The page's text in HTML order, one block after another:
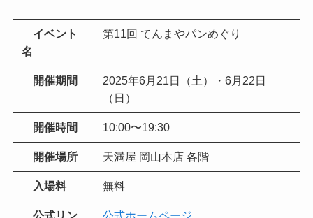
イベント
名
第11回 てんまやパンめぐり
開催期間
2025年6月21日（土）・6月22日
（日）
開催時間 10:00〜19:30
開催場所 天満屋 岡山本店 各階
入場料 無料
公式リン 公式ホームページ